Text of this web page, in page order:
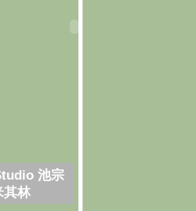
池宗
其林